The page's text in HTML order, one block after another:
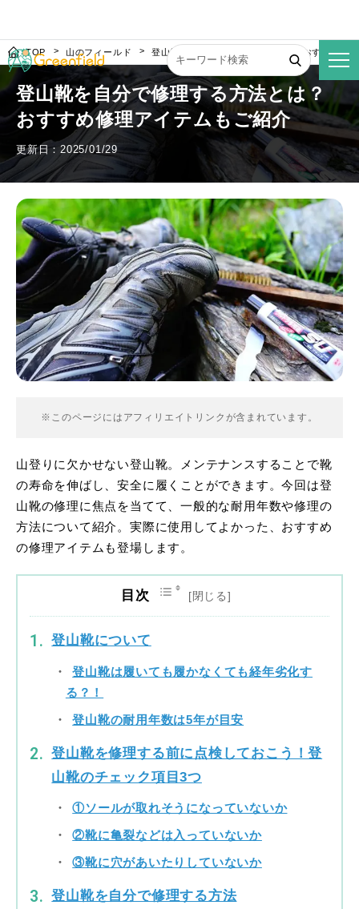
TOP 山のフィールド 登山靴を自分で修理する方法とは？おすすめ修
登山靴を自分で修理する方法とは？
おすすめ修理アイテムもご紹介
更新日：2025/01/29
※このページにはアフィリエイトリンクが含まれています。
山登りに欠かせない登山靴。メンテナンスすることで靴
の寿命を伸ばし、安全に履くことができます。今回は登
山靴の修理に焦点を当てて、一般的な耐用年数や修理の
方法について紹介。実際に使用してよかった、おすすめ
の修理アイテムも登場します。
目次
登山靴について
登山靴は履いても履かなくても経年劣化す
る？！
登山靴の耐用年数は5年が目安
登山靴を修理する前に点検しておこう！登
山靴のチェック項目3つ
①ソールが取れそうになっていないか
②靴に亀裂などは入っていないか
③靴に穴があいたりしていないか
登山靴を自分で修理する方法